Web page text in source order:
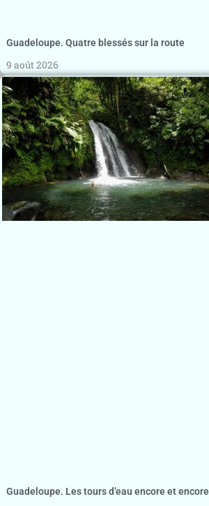
Guadeloupe. Quatre blessés sur la route
9 août 2026
Guadeloupe. Les tours d’eau encore et encore